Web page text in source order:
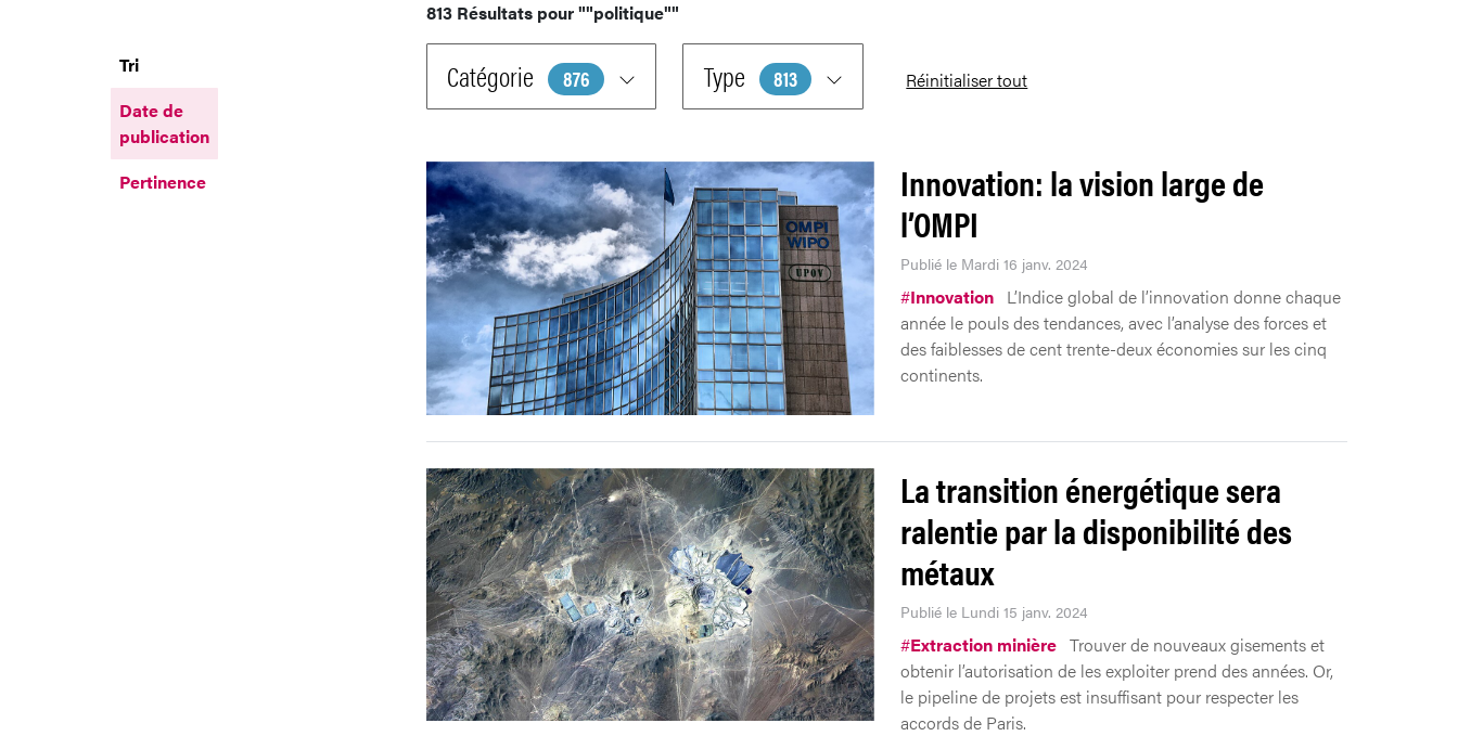
813 Résultats pour""politique""
Tri
Date de
publication
Pertinence
Catégorie 876 Type 813 Réinitialiser tout
Innovation: la vision large de
l’OMPI
Publié le Mardi 16 janv. 2024
#Innovation L’Indice global de l’innovation donne chaque
année le pouls des tendances, avec l’analyse des forces et
des faiblesses de cent trente-deux économies sur les cinq
continents.
La transition énergétique sera
ralentie par la disponibilité des
métaux
Publié le Lundi 15 janv. 2024
#Extraction minière Trouver de nouveaux gisements et
obtenir l’autorisation de les exploiter prend des années. Or,
le pipeline de projets est insuffisant pour respecter les
accords de Paris.